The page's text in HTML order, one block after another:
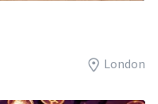
London